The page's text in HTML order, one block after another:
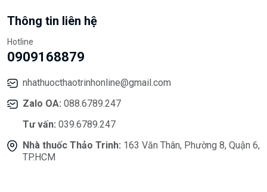
Thông tin liên hệ
Hotline
0909168879
nhathuocthaotrinhonline@gmail.com
Zalo OA: 088.6789.247
Tư vấn: 039.6789.247
Nhà thuốc Thảo Trinh: 163 Văn Thân, Phường 8, Quận 6,
TP.HCM